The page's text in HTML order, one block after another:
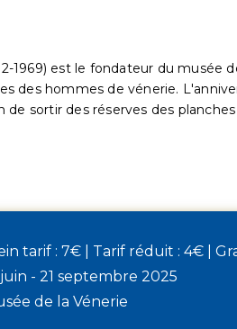
1969) est le fondateur du musée
des hommes de vénerie.
de sortir des réserves des
tarif : 7€ | Tarif réduit : 4€ |
juin - 21 septembre 2025
de la Vénerie